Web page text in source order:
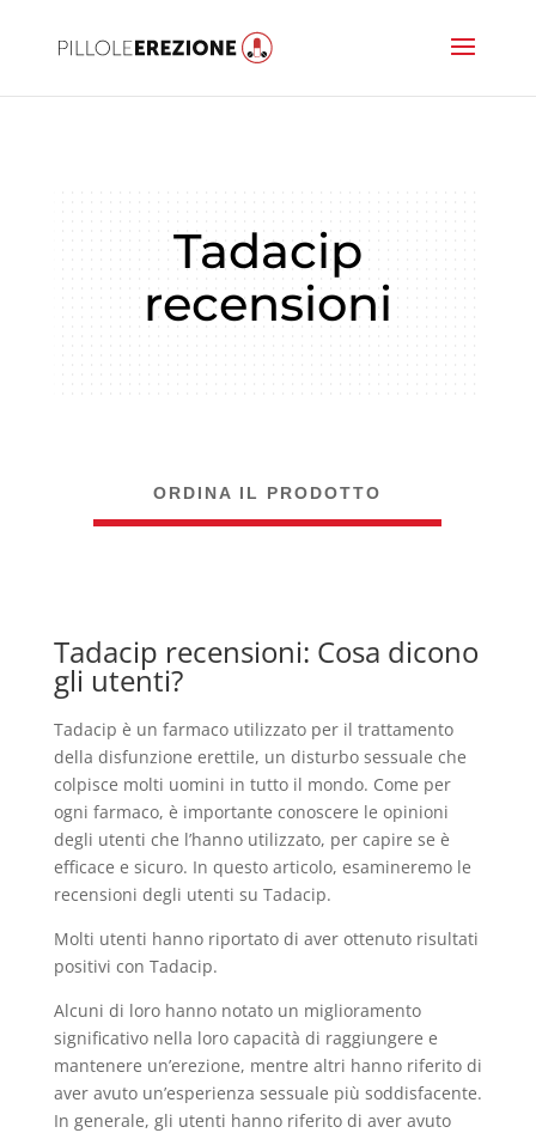
Tadacip
recensioni
ORDINA IL PRODOTTO
Tadacip recensioni: Cosa dicono
gli utenti?
Tadacip è un farmaco utilizzato per il trattamento
della disfunzione erettile, un disturbo sessuale che
colpisce molti uomini in tutto il mondo. Come per
ogni farmaco, è importante conoscere le opinioni
degli utenti che l’hanno utilizzato, per capire se è
efficace e sicuro. In questo articolo, esamineremo le
recensioni degli utenti su Tadacip.
Molti utenti hanno riportato di aver ottenuto risultati
positivi con Tadacip.
Alcuni di loro hanno notato un miglioramento
significativo nella loro capacità di raggiungere e
mantenere un’erezione, mentre altri hanno riferito di
aver avuto un’esperienza sessuale più soddisfacente.
In generale, gli utenti hanno riferito di aver avuto